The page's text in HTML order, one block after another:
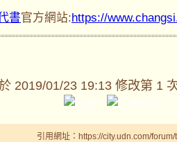
書官方網站:https://
2019/01/23 19:13 修改第 1
引用網址：https://city.udn.com/